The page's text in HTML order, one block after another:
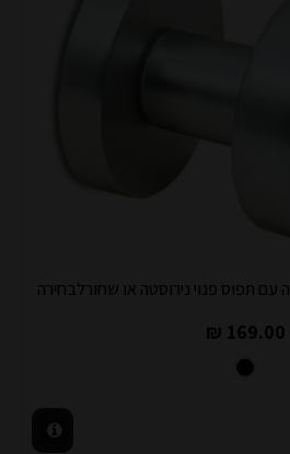
עם תפוס פנוי נירוסטה או שחורלבחירה
169.00 ₪